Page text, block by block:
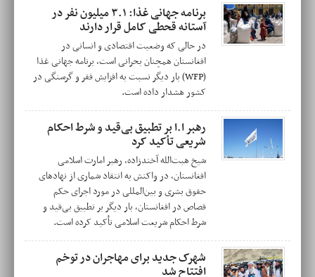
برنامه جهانی غذا: ۳.۱ میلیون نفر در
آستانه قحطی کامل قرار دارند
در حالی که وضعیت اقتصادی و انسانی در
افغانستان همچنان بحرانی است، برنامه جهانی غذا
(WFP) بار دیگر نسبت به افزایش فقر و گرسنگی در
کشور هشدار داده است.
رهبر ا.ا بر تطبیق بی‌قید و شرط احکام
شریعی تأکید کرد
شیخ هبت‌الله آخندزاده، رهبر امارت اسلامی
افغانستان، در واکنش به انتقاد شماری از نهادهای
حقوق بشری و بین‌المللی در مورد اجرای حکم
قصاص در افغانستان، بار دیگر بر تطبیق بی‌قید و
شرط احکام شریعت اسلامی تأکید کرده است.
شهرک جدید برای مهاجران در توخم
افتتاح شد